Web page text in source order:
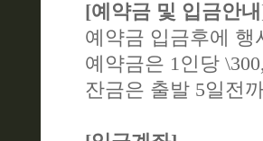
[예약금 및 입금안
예약금 입금후에 행
예약금은 1인당
잔금은 출발 5일전